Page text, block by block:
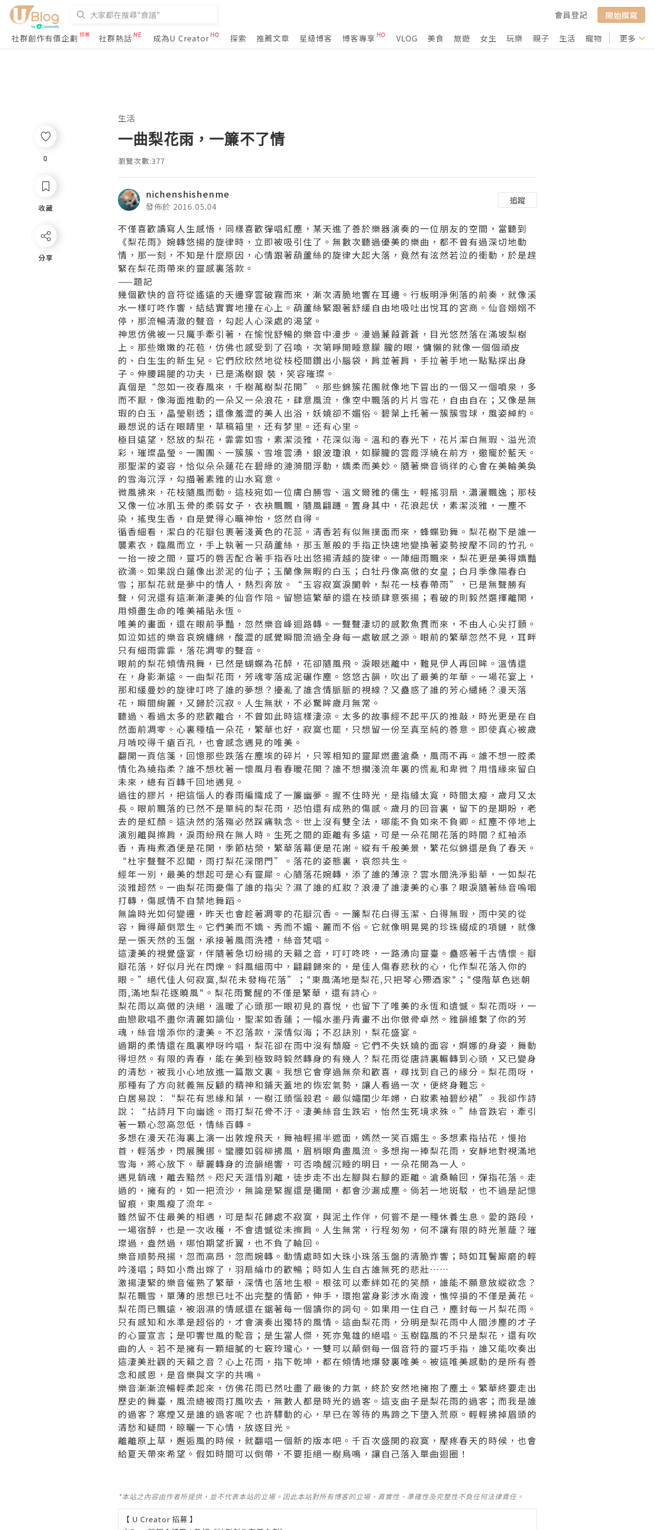
會員登記
開始撰寫
社群創作有價企劃
社群熱話 成為U Creator 探索 推薦文章 星級博客 博客專享 VLOG 美食 旅遊 女生 玩樂 親子 生活 寵物 行山 打卡
更多
0
收藏
分享
生活
一曲梨花雨，一簾不了情
瀏覽次數:377
nichenshishenme
發佈於 2016.05.04
追蹤
不僅喜歡讀寫人生感悟，同樣喜歡彈唱紅塵，某天進了善於樂器演奏的一位朋友的空間，當聽到
《梨花雨》婉轉悠揚的旋律時，立即被吸引住了。無數次聽過優美的樂曲，都不曾有過深切地動
情，那一刻，不知是什麼原因，心情跟著葫蘆絲的旋律大起大落，竟然有泫然若泣的衝動，於是趕
緊在梨花雨帶來的靈感裏落款。
——題記
幾個歡快的音符從遙遠的天邊穿雲破霧而來，漸次清脆地響在耳邊。行板明淨俐落的前奏，就像溪
水一樣叮咚作響，結結實實地撞在心上。葫蘆絲緊跟著舒緩自由地吸吐出悅耳的宮商。仙音嫋嫋不
停，那流暢清澈的聲音，勾起人心深處的渴望。
神思仿佛被一只魔手牽引著，在愉悅舒暢的樂音中漫步。漫過蒹葭蒼蒼，目光悠然落在滿坡梨樹
上。那些嫩嫩的花苞，仿佛也感受到了召喚，次第睜開睡意朦 朧的眼，慵懶的就像一個個頑皮
的、白生生的新生兒。它們欣欣然地從枝椏間鑽出小腦袋，肩並著肩，手拉著手地一點點探出身
子。伸腰踢腿的功夫，已是滿樹銀 裝，笑容璀璨。
真個是“忽如一夜春風來，千樹萬樹梨花開”。那些錦簇花團就像地下冒出的一個又一個噴泉，多
而不厭，像海面推動的一朵又一朵浪花，肆意風流，像空中飄落的片片雪花，自由自在；又像是無
瑕的白玉，晶瑩剔透；還像羞澀的美人出浴，妖嬈卻不媚俗。碧葉上托著一簇簇雪球，風姿綽約。
最想说的话在眼睛里， 草稿箱里 ，还有梦里。 还有心里。
極目遠望，怒放的梨花，霏霏如雪，素潔淡雅，花深似海。溫和的春光下，花片潔白無瑕、溢光流
彩，璀璨晶瑩。一團團、一簇簇、雪堆雲湧，銀波瓊浪，如朦朧的雲霞浮繞在前方，邀寵於藍天。
那聖潔的姿容，恰似朵朵蓮花在碧綠的漣漪間浮動，嬌柔而美妙。隨著樂音徜徉的心會在美輪美奐
的雪海沉浮，勾描著素雅的山水寫意。
微風拂來，花枝隨風而動。這枝宛如一位膚白勝雪、溫文爾雅的儒生，輕搖羽扇，瀟灑飄逸；那枝
又像一位冰肌玉骨的柔弱女子，衣袂飄飄，隨風翩躚。置身其中，花浪起伏，素潔淡雅，一塵不
染，搖曳生香，自是覺得心曠神怡，悠然自得。
循香細看，潔白的花瓣包裹著淺黃色的花蕊。清香若有似無撲面而來，蜂蝶勁舞。梨花樹下是誰一
襲素衣，臨風而立，手上執著一只葫蘆絲，那玉蔥般的手指正快速地變換著姿勢按壓不同的竹孔。
一抬一按之間，靈巧的唇舌配合著手指吞吐出悠揚清越的旋律。一陣細雨飄來，梨花更是美得嬌豔
欲滴。如果說白蓮像出淤泥的仙子；玉蘭像無暇的白玉；白牡丹像高傲的女皇；白月季像陽春白
雪；那梨花就是夢中的情人，熱烈奔放。“玉容寂寞淚闌幹，梨花一枝春帶雨”，已是無聲勝有
聲，何況還有這漸漸淒美的仙音作陪。留戀這繁華的還在枝頭肆意張揚；看破的則毅然選擇離開，
用傾盡生命的唯美補貼永恆。
唯美的畫面，還在眼前爭豔，忽然樂音峰迴路轉。一聲聲淒切的感歎魚貫而來，不由人心尖打顫。
如泣如述的樂音哀婉纏綿，酸澀的感覺瞬間流過全身每一處敏感之源。眼前的繁華忽然不見，耳畔
只有細雨霏霏，落花凋零的聲音。
眼前的梨花傾情飛舞，已然是蝴蝶為花醉，花卻隨風飛。淚眼迷離中，難見伊人再回眸。溫情還
在，身影漸遠。一曲梨花雨，芳魂零落成泥碾作塵。悠悠古韻，吹出了最美的年華。一場花宴上，
那和緩曼妙的旋律叮咚了誰的夢想？擾亂了誰含情脈脈的視線？又蠱惑了誰的芳心繾綣？漫天落
花，瞬間絢麗，又歸於沉寂。人生無狀，不必驚眸歲月無常。
聽過、看過太多的悲歡離合，不曾如此時這樣淒涼。太多的故事經不起平仄的推敲，時光更是在自
然面前凋零。心裏種植一朵花，繁華也好，寂寞也罷，只想留一份至真至純的善意。即使真心被歲
月啃咬得千瘡百孔，也會感念遇見的唯美。
翻開一頁信箋，回憶那些跌落在塵埃的碎片，只等相知的靈犀燃盡滄桑，風雨不再。誰不想一腔柔
情化為繞指柔？誰不想枕著一懷風月看春暖花開？誰不想擱淺流年裏的慌亂和卑微？用惜緣來留白
未來，總有百轉千回地遇見。
過往的膠片，把這惱人的春雨編織成了一簾幽夢。握不住時光，是指縫太寬，時間太瘦，歲月又太
長。眼前飄落的已然不是單純的梨花雨，恐怕還有成熟的傷感。歲月的回音裏，留下的是期盼，老
去的是紅顏。這決然的落殤必然踩痛執念。世上沒有雙全法，哪能不負如來不負卿。紅塵不停地上
演別離與擦肩，淚雨紛飛在無人時。生死之間的距離有多遠，可是一朵花開花落的時間？紅袖添
香，青梅煮酒便是花開，季節枯榮，繁華落幕便是花謝。縱有千般美景，繁花似錦還是負了春天。
“杜宇聲聲不忍聞，雨打梨花深閉門”。落花的姿態裏，哀怨共生。
經年一別，最美的想起可是心有靈犀。心隨落花婉轉，添了誰的薄涼？雲水間洗淨鉛華，一如梨花
淡雅超然。一曲梨花雨憂傷了誰的指尖？濕了誰的紅妝？浪漫了誰淒美的心事？眼淚隨著絲音嗚咽
打轉，傷感情不自禁地舞蹈。
無論時光如何變遷，昨天也會趁著凋零的花瓣沉香。一簾梨花白得玉潔、白得無瑕，雨中笑的從
容，舞得顛倒眾生。它們美而不嬌、秀而不媚、麗而不俗。它就像明晃晃的珍珠綴成的項鏈，就像
是一張天然的玉盤，承接著風雨洗禮，絲音梵唱。
這淒美的視覺盛宴，伴隨著急切紛揚的天籟之音，叮叮咚咚，一路湧向靈臺。蠱惑著千古情懷。瓣
瓣花落，好似月光在閃爍。斜風細雨中，翩翩歸來的，是佳人傷春悲秋的心，化作梨花落入你的
眼。”絕代佳人何寂寞,梨花未發梅花落”；"東風滿地是梨花,只把琴心殢酒家"；"侵階草色迷朝
雨,滿地梨花逐曉風"。梨花雨驚醒的不僅是繁華，還有詩心。
梨花雨以高傲的決絕，溫暖了心頭那一眼初見的喜悅，也留下了唯美的永恆和遺憾。梨花雨呀，一
曲戀歌唱不盡你清麗如謫仙，聖潔如香蓮；一幅水墨丹青畫不出你傲骨卓然。雅韻維繫了你的芳
魂，絲音增添你的淒美。不忍落款，深情似海；不忍訣別，梨花盛宴。
過期的柔情還在風裏咿呀吟唱，梨花卻在雨中沒有頹廢。它們不失妖嬈的面容，婀娜的身姿，舞動
得坦然。有限的青春，能在美到極致時毅然轉身的有幾人？梨花雨從唐詩裏輾轉到心頭，又已變身
的清愁，被我小心地放進一篇散文裏。我想它會穿過無奈和歡喜，尋找到自己的緣分。梨花雨呀，
那種有了方向就義無反顧的精神和鋪天蓋地的恢宏氣勢，讓人看過一次，便終身難忘。
白居易說：“梨花有思緣和葉，一樹江頭惱殺君。最似孀閨少年婦，白妝素袖碧紗裙”。我卻作詩
說：“拈詩月下向幽途。雨打梨花骨不汙。淒美絲音生跌宕，怡然生死境求殊。”絲音跌宕，牽引
著一顆心忽高忽低，情絲百轉。
多想在漫天花海裏上演一出敦煌飛天，舞袖輕揚半遮面，嫣然一笑百媚生。多想素指拈花，慢抬
首，輕落步，閃展騰挪。蠻腰如弱柳拂風，眉梢眼角盡風流。多想掬一捧梨花雨，安靜地對視滿地
雪海，將心放下。華麗轉身的流韻絕響，可否喚醒沉睡的明日，一朵花開為一人。
遇見銷魂，離去黯然。咫尺天涯惜別離，徒步走不出左腳與右腳的距離。滄桑輪回，彈指花落。走
過的，擁有的，如一把流沙，無論是緊握還是攤開，都會沙漏成塵。倘若一地斑駁，也不過是記憶
留痕，東風瘦了流年。
雖然留不住最美的相遇，可是梨花歸處不寂寞，與泥土作伴，何嘗不是一種休養生息。愛的路段，
一場宿醉，也是一次收穫，不會遺憾從未擦肩。人生無常，行程匆匆，何不讓有限的時光蔥蘢？璀
璨過，盎然過，哪怕期望折翼，也不負了輪回。
樂音順勢飛揚，忽而高昂，忽而婉轉。動情處時如大珠小珠落玉盤的清脆炸響；時如耳鬢廝磨的輕
吟淺唱；時如小喬出嫁了，羽扇綸巾的歡暢；時如人生自古誰無死的悲壯……
激揚淒緊的樂音催熟了繁華，深情也落地生根。根弦可以牽絆如花的笑顏，誰能不願意放縱欲念？
梨花飄雪，單薄的思想已吐不出完整的情節，伸手，環抱當身影涉水南渡，憔悴損的不僅是黃花。
梨花雨已飄遠，被洇濕的情感還在鋸著每一個讀你的詞句。如果用一住自己，塵封每一片梨花雨。
只有感知和水準是超俗的，才會演奏出獨特的風情。這曲梨花雨，分明是梨花雨中人間涉塵的才子
的心靈宣言；是叩響世風的駝音；是生當人傑，死亦鬼雄的絕唱。玉樹臨風的不只是梨花，還有吹
曲的人。若不是擁有一顆細膩的七竅玲瓏心，一雙可以顛倒每一個音符的靈巧手指，誰又能吹奏出
這淒美壯觀的天籟之音？心上花雨，指下乾坤，都在傾情地爆發裏唯美。被這唯美感動的是所有善
念和感恩，是音樂與文字的共鳴。
樂音漸漸流暢輕柔起來，仿佛花雨已然吐盡了最後的力氣，終於安然地擁抱了塵土。繁華終要走出
歷史的舞臺，風流總被雨打風吹去，無數人都是時光的過客。這支曲子是梨花雨的過客；而我是誰
的過客？寒煙又是誰的過客呢？也許驛動的心，早已在等待的馬蹄之下墮入荒原。輕輕拂掉眉頭的
清愁和疑問，晾曬一下心情，放逐目光。
離離原上草，邂逅風的時候，就翻唱一個新的版本吧。千百次盛開的寂寞，壓疼春天的時候，也會
給夏天帶來希望。假如時間可以倒帶，不要拒絕一樹鳥鳴，讓自己落入單曲迴圈！
*本站之內容由作者所提供，並不代表本站的立場。因此本站對所有博客的立場、真實性、準確性及完整性不負任何法律責任。
【 U Creator 招募 】
0
收藏
分享